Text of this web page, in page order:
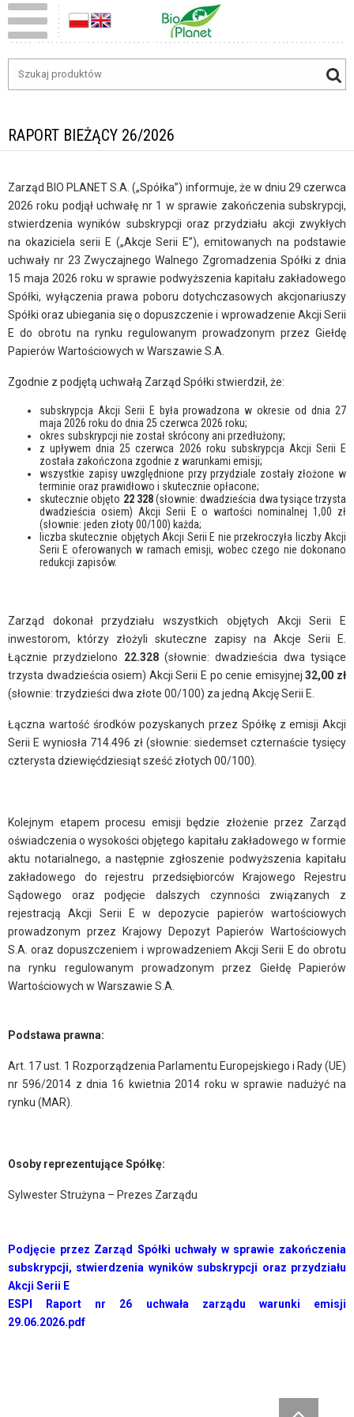
RAPORT BIEŻĄCY 26/2026
Zarząd BIO PLANET S.A. („Spółka”) informuje, że w dniu 29 czerwca
2026 roku podjął uchwałę nr 1 w sprawie zakończenia subskrypcji,
stwierdzenia wyników subskrypcji oraz przydziału akcji zwykłych
na okaziciela serii E („Akcje Serii E”), emitowanych na podstawie
uchwały nr 23 Zwyczajnego Walnego Zgromadzenia Spółki z dnia
15 maja 2026 roku w sprawie podwyższenia kapitału zakładowego
Spółki, wyłączenia prawa poboru dotychczasowych akcjonariuszy
Spółki oraz ubiegania się o dopuszczenie i wprowadzenie Akcji Serii
E do obrotu na rynku regulowanym prowadzonym przez Giełdę
Papierów Wartościowych w Warszawie S.A.
Zgodnie z podjętą uchwałą Zarząd Spółki stwierdził, że:
subskrypcja Akcji Serii E była prowadzona w okresie od dnia 27
maja 2026 roku do dnia 25 czerwca 2026 roku;
okres subskrypcji nie został skrócony ani przedłużony;
z upływem dnia 25 czerwca 2026 roku subskrypcja Akcji Serii E
została zakończona zgodnie z warunkami emisji;
wszystkie zapisy uwzględnione przy przydziale zostały złożone w
terminie oraz prawidłowo i skutecznie opłacone;
skutecznie objęto 22 328(słownie: dwadzieścia dwa tysiące trzysta
dwadzieścia osiem) Akcji Serii E o wartości nominalnej 1,00 zł
(słownie: jeden złoty 00/100) każda;
liczba skutecznie objętych Akcji Serii E nie przekroczyła liczby Akcji
Serii E oferowanych w ramach emisji, wobec czego nie dokonano
redukcji zapisów.
Zarząd dokonał przydziału wszystkich objętych Akcji Serii E
inwestorom, którzy złożyli skuteczne zapisy na Akcje Serii E.
Łącznie przydzielono 22.328(słownie: dwadzieścia dwa tysiące
trzysta dwadzieścia osiem) Akcji Serii E po cenie emisyjnej32,00 zł
(słownie: trzydzieści dwa złote 00/100) za jedną Akcję Serii E.
Łączna wartość środków pozyskanych przez Spółkę z emisji Akcji
Serii E wyniosła 714.496 zł (słownie: siedemset czternaście tysięcy
czterysta dziewięćdziesiąt sześć złotych 00/100).
Kolejnym etapem procesu emisji będzie złożenie przez Zarząd
oświadczenia o wysokości objętego kapitału zakładowego w formie
aktu notarialnego, a następnie zgłoszenie podwyższenia kapitału
zakładowego do rejestru przedsiębiorców Krajowego Rejestru
Sądowego oraz podjęcie dalszych czynności związanych z
rejestracją Akcji Serii E w depozycie papierów wartościowych
prowadzonym przez Krajowy Depozyt Papierów Wartościowych
S.A. oraz dopuszczeniem i wprowadzeniem Akcji Serii E do obrotu
na rynku regulowanym prowadzonym przez Giełdę Papierów
Wartościowych w Warszawie S.A.
Podstawa prawna:
Art. 17 ust. 1 Rozporządzenia Parlamentu Europejskiego i Rady (UE)
nr 596/2014 z dnia 16 kwietnia 2014 roku w sprawie nadużyć na
rynku (MAR).
Osoby reprezentujące Spółkę:
Sylwester Strużyna – Prezes Zarządu
Podjęcie przez Zarząd Spółki uchwały w sprawie zakończenia
subskrypcji, stwierdzenia wyników subskrypcji oraz przydziału
Akcji Serii E
ESPI Raport nr 26 uchwała zarządu warunki emisji
29.06.2026.pdf